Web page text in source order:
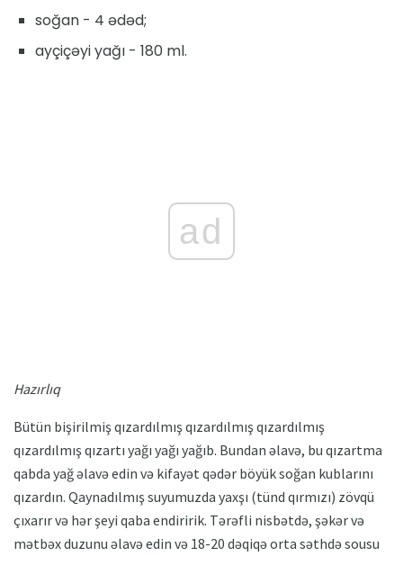
soğan - 4 ədəd;
ayçiçəyi yağı - 180 ml.
ad
Hazırlıq
Bütün bişirilmiş qızardılmış qızardılmış qızardılmış
qızardılmış qızartı yağı yağı yağıb. Bundan əlavə, bu qızartma
qabda yağ əlavə edin və kifayət qədər böyük soğan kublarını
qızardın. Qaynadılmış suyumuzda yaxşı (tünd qırmızı) zövqü
çıxarır və hər şeyi qaba endiririk. Tərəfli nisbətdə, şəkər və
mətbəx duzunu əlavə edin və 18-20 dəqiqə orta səthdə sousu